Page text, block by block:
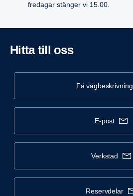
fredagar stänger vi 15.00.
Hitta till oss
få vägbeskrivning
e-post
verkstad
reservdelar